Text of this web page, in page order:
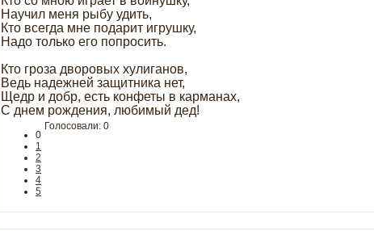
Научил меня рыбу удить,
Кто всегда мне подарит игрушку,
Надо только его попросить.
Кто гроза дворовых хулиганов,
Ведь надежней защитника нет,
Щедр и добр, есть конфеты в карманах,
С днем рождения, любимый дед!
0
1
2
3
4
5
Голосовали: 0